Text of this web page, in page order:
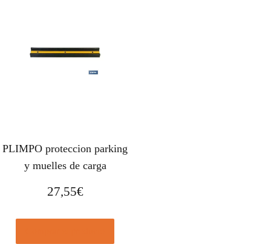
PLIMPO proteccion parking
y muelles de carga
27,55€